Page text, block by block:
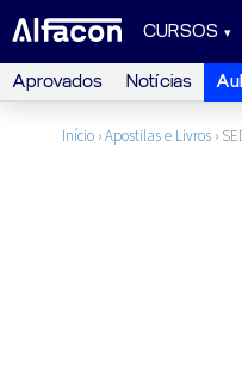
CURSOS
Aprovados Notícias
Início ›Apostilas e Livros ›